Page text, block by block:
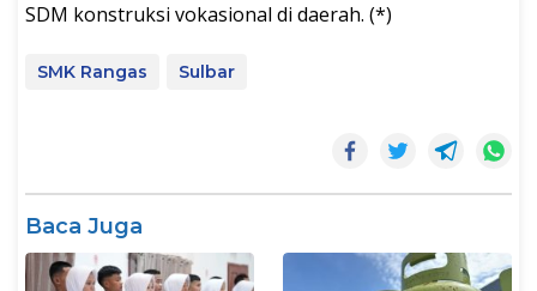
SDM konstruksi vokasional di daerah. (*)
SMK Rangas Sulbar
Baca Juga